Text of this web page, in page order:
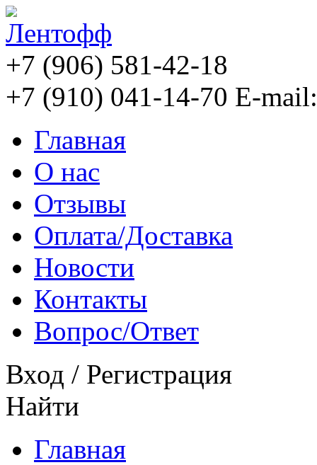
+7 (906) 581-42-18
+7 (910) 041-14-70 E-
Главная
О нас
Отзывы
Оплата/Доставка
Новости
Контакты
Вопрос/Ответ
Вход / Регистрация
Найти
Главная